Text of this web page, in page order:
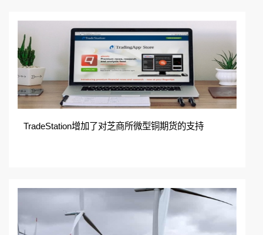
TradeStation增加了对芝商所微型铜期货的支持